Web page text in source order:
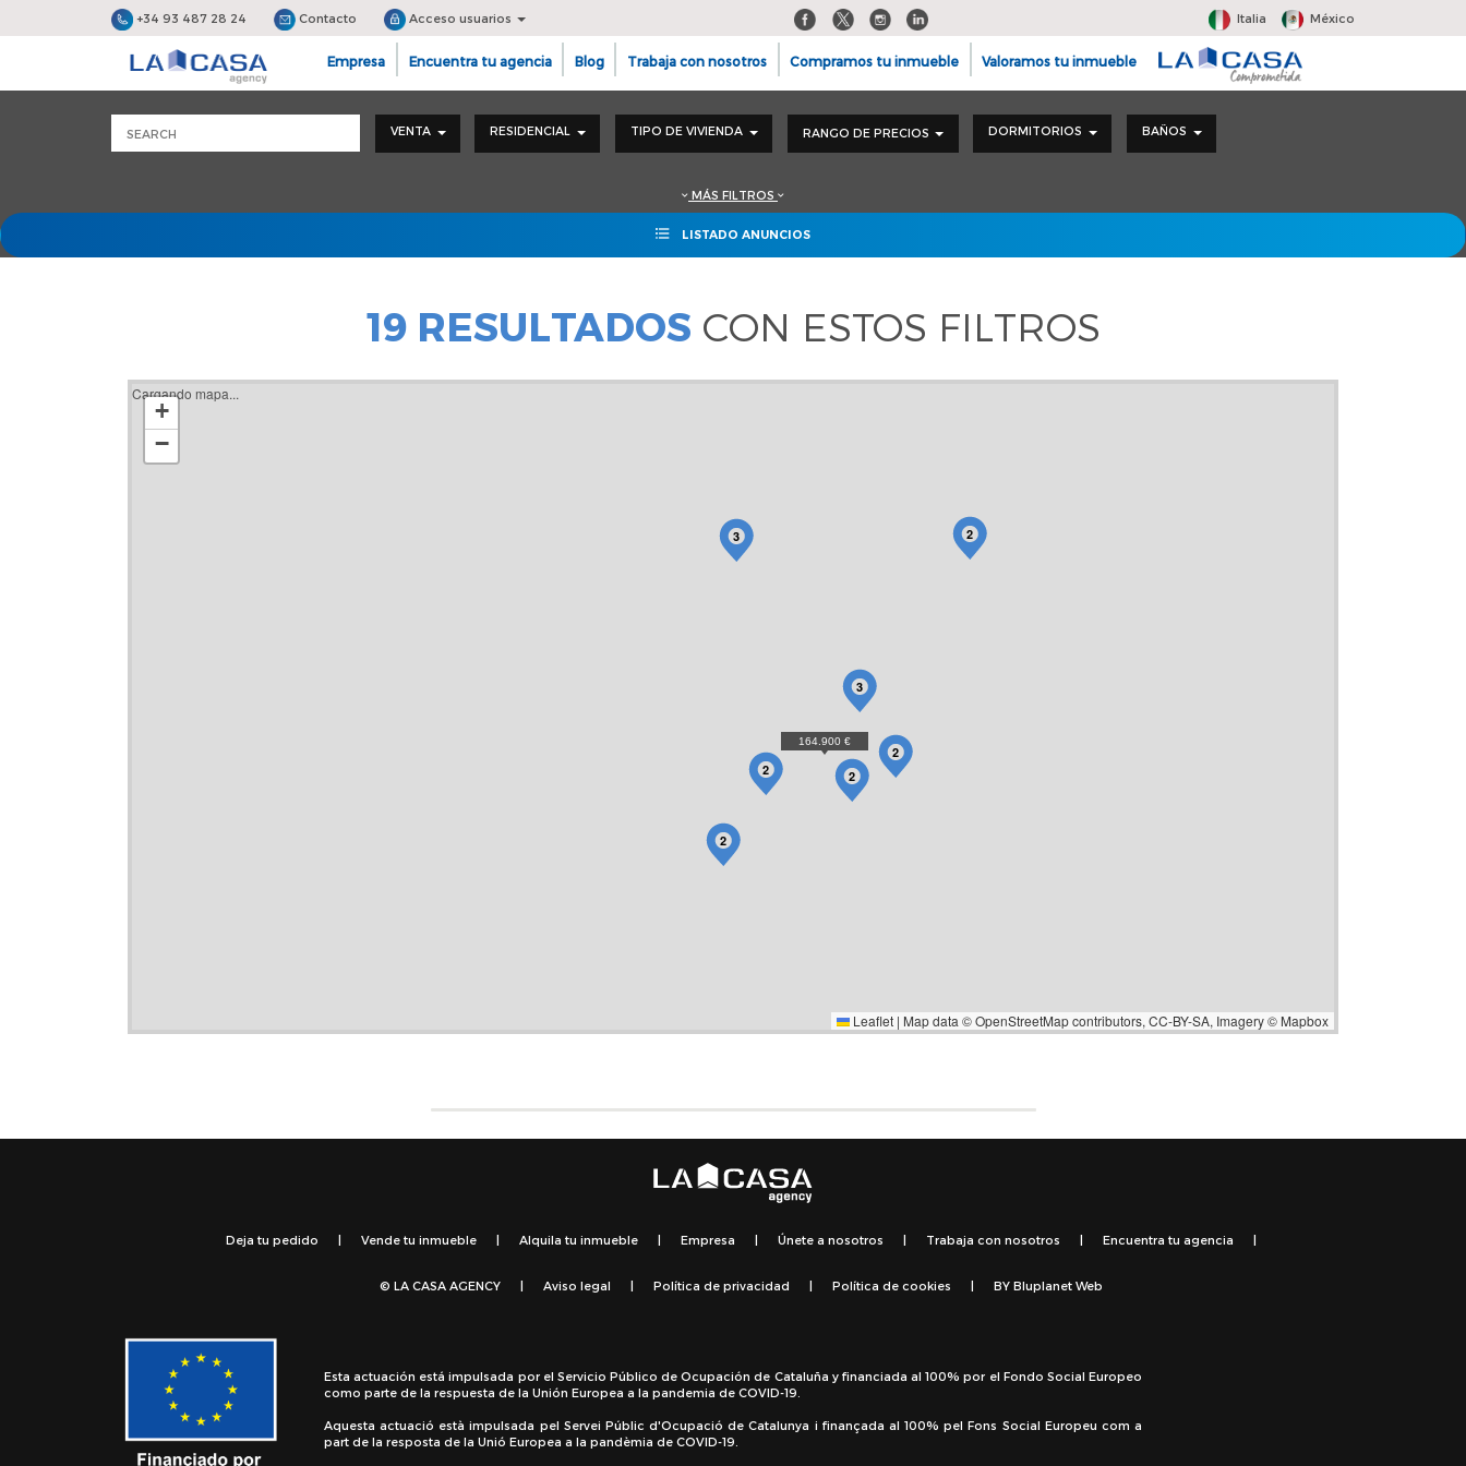
+34 93 487 28 24 Contacto Acceso usuarios Italia México
Empresa Encuentra tu agencia Blog Trabaja con nosotros Compramos tu inmueble Valoramos tu inmueble
VENTA RESIDENCIAL TIPO DE VIVIENDA RANGO DE PRECIOS DORMITORIOS BAÑOS
MÁS FILTROS
LISTADO ANUNCIOS
19 RESULTADOS CON ESTOS FILTROS
Cargando mapa...
2
2
164.900 €
2
2
3
2
3
+
−
Leaflet | Map data ©OpenStreetMapcontributors, CC-BY-SA, Imagery © Mapbox
Deja tu pedido | Vende tu inmueble | Alquila tu inmueble | Empresa | Únete a nosotros | Trabaja con nosotros | Encuentra tu agencia |
© LA CASA AGENCY | Aviso legal | Política de privacidad | Política de cookies | BY Bluplanet Web
Esta actuación está impulsada por el Servicio Público de Ocupación de Cataluña y financiada al 100% por el Fondo Social Europeo
como parte de la respuesta de la Unión Europea a la pandemia de COVID-19.
Aquesta actuació està impulsada pel Servei Públic d'Ocupació de Catalunya i finançada al 100% pel Fons Social Europeu com a
part de la resposta de la Unió Europea a la pandèmia de COVID-19.